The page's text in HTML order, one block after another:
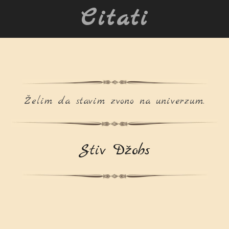
Citati
Želim da stavim zvono na univerzum.
Stiv Džobs